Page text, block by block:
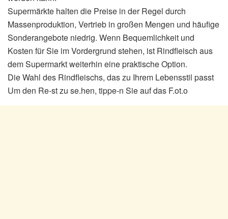
Supermärkte halten die Preise in der Regel durch
Massenproduktion, Vertrieb in großen Mengen und häufige
Sonderangebote niedrig. Wenn Bequemlichkeit und
Kosten für Sie im Vordergrund stehen, ist Rindfleisch aus
dem Supermarkt weiterhin eine praktische Option.
Die Wahl des Rindfleischs, das zu Ihrem Lebensstil passt
Um den Re-st zu se.hen, tippe-n Sie auf das F.ot.o